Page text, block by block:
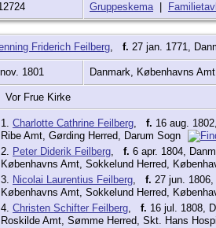
Gruppeskema|
Friderich Feilberg, f. 27 jan. 1771,
1801 Danmark, Københavns
Vor Frue Kirke
1. Charlotte Cathrine Feilberg, f. 16 aug.
Ribe Amt, Gørding Herred, Darum Sogn
2. Peter Diderik Feilberg, f. 6 apr. 1804,
Københavns Amt, Sokkelund Herred,
3. Nicolai Laurentius Feilberg, f. 27 jun.
Københavns Amt, Sokkelund Herred,
4. Christen Schifter Feilberg, f. 16 jul. 1808,
Roskilde Amt, Sømme Herred, Skt. Hans